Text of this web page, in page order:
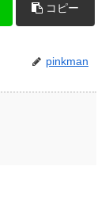
コピー
pinkman